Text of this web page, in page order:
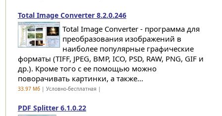
Total Image Converter 8.2.0.246
Total Image Converter - программа для
преобразования изображений в
наиболее популярные графические
форматы (TIFF, JPEG, BMP, ICO, PSD, RAW, PNG, GIF и
др.). Кроме того с ее помощью можно
поворачивать картинки, а также...
33.97 Мб| Условно-бесплатная |
PDF Splitter 6.1.0.22